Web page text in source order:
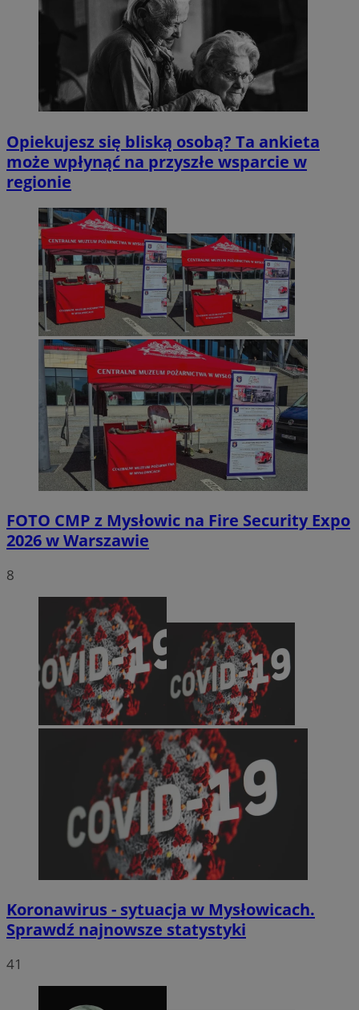
Opiekujesz się bliską osobą? Ta ankieta
może wpłynąć na przyszłe wsparcie w
regionie
FOTO CMP z Mysłowic na Fire Security Expo
2026 w Warszawie
8
Koronawirus - sytuacja w Mysłowicach.
Sprawdź najnowsze statystyki
41